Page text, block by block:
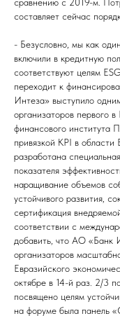
составляет сейчас
- Безусловно, мы как
включили в кредитную
соответствуют целям
переходит к
Интеза» выступило
организаторов первого
финансового института
привязкой KPI в
разработана
показателя
наращивание объемов
устойчивого развития,
сертификация
соответствии с
добавить, что АО «Банк
организаторов
Евразийского
октябре в 14-й раз. 2/3
посвящено целям
на форуме была панель